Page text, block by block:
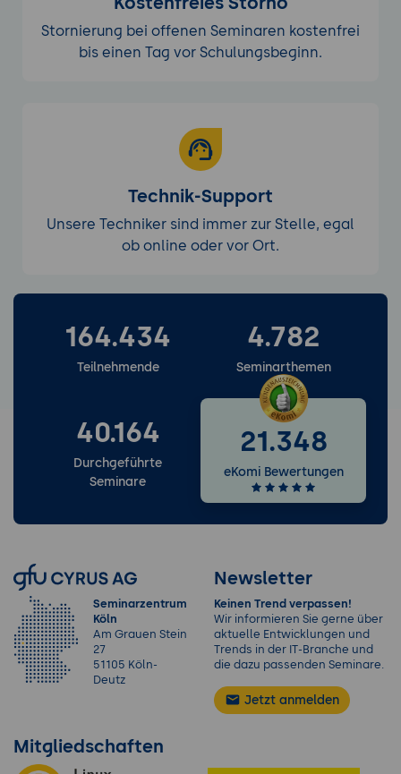
Stornierung bei offenen Seminaren kostenfrei
bis einen Tag vor Schulungsbeginn.
Technik-Support
Unsere Techniker sind immer zur Stelle, egal
ob online oder vor Ort.
Weitere Services entdecken
164.434
Teilnehmende
4.782
Seminarthemen
40.164
Durchgeführte
Seminare
21.348
eKomi Bewertungen
Seminarzentrum
Köln
Am Grauen Stein
27
51105 Köln-
Deutz
Newsletter
Keinen Trend verpassen!
Wir informieren Sie gerne über
aktuelle Entwicklungen und
Trends in der IT-Branche und
die dazu passenden Seminare.
Jetzt anmelden
Mitgliedschaften